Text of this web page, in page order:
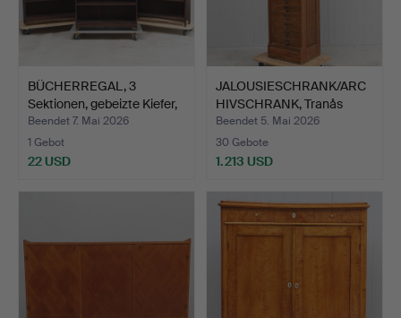
BÜCHERREGAL, 3
Sektionen, gebeizte Kiefer,
…
Beendet 7. Mai 2026
1 Gebot
22 USD
JALOUSIESCHRANK/ARC
HIVSCHRANK, Tranås
Kont…
Beendet 5. Mai 2026
30 Gebote
1.213 USD